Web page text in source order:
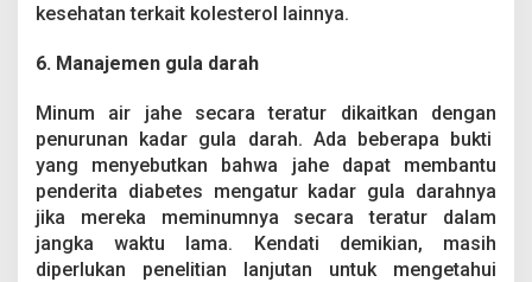
kesehatan terkait kolesterol lainnya.
6. Manajemen gula darah
Minum air jahe secara teratur dikaitkan dengan
penurunan kadar gula darah. Ada beberapa bukti
yang menyebutkan bahwa jahe dapat membantu
penderita diabetes mengatur kadar gula darahnya
jika mereka meminumnya secara teratur dalam
jangka waktu lama. Kendati demikian, masih
diperlukan penelitian lanjutan untuk mengetahui